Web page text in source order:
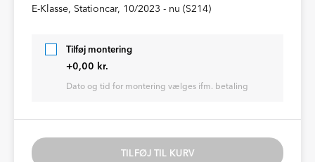
E-Klasse, Stationcar, 10/2023 - nu (S214)
Tilføj montering
+0,00 kr.
Dato og tid for montering vælges ifm. betaling
TILFØJ TIL KURV